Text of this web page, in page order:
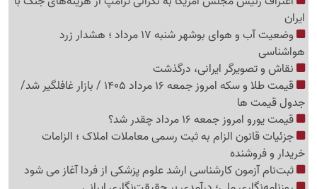
ایران
وضعیت آب و هوای بوشهر شنبه 17 مرداد ؛ هشدار زرد
هواشناسی
نقاش و تصویرگر ایرانی، درگذشت
قیمت طلا و سکه امروز جمعه 16 مرداد 1405 / بازار غافلگیر شد/
جدول قیمت ها
قیمت یورو امروز جمعه 16 مرداد چقدر شد؟
جزئیات قانون الزام به ثبت رسمی معاملات املاک ؛ الزامات
خریدار و فروشنده
ثبت‌نام‌ آزمون کارشناسی ارشد علوم پزشکی از فردا آغاز می شود